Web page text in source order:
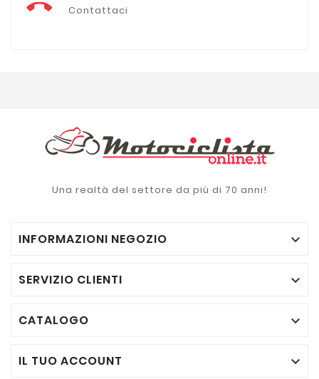
Contattaci
Una realtà del settore da più di 70 anni!
INFORMAZIONI NEGOZIO 
SERVIZIO CLIENTI 
CATALOGO 
IL TUO ACCOUNT 